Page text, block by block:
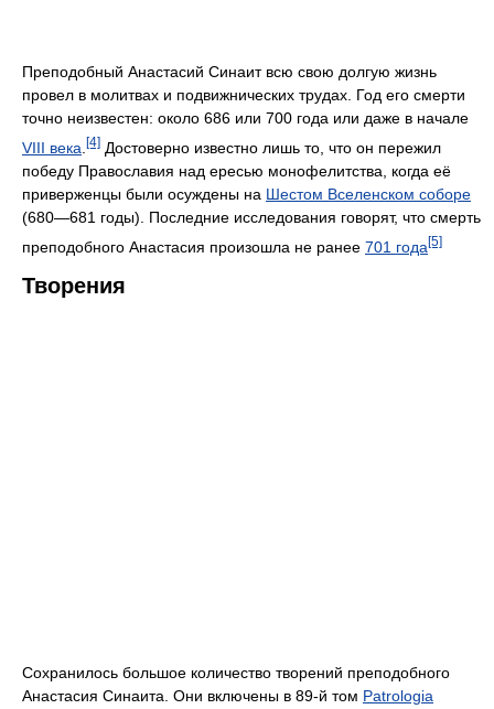
Преподобный Анастасий Синаит всю свою долгую жизнь
провел в молитвах и подвижнических трудах. Год его смерти
точно неизвестен: около 686 или 700 года или даже в начале
VIII века [4] Достоверно известно лишь то, что он пережил
победу Православия над ересью монофелитства, когда её
приверженцы были осуждены на Шестом Вселенском соборе
(680—681 годы). Последние исследования говорят, что смерть
преподобного Анастасия произошла не ранее 701 года[5]
Творения
Сохранилось большое количество творений преподобного
Анастасия Синаита. Они включены в 89-й том Patrologia